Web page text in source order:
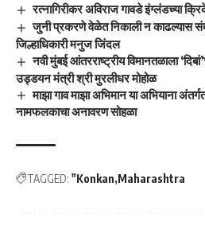
रत्नागिरीकर अविराज गावडे इंग्लंडच्या
जुनी प्रकरणे वेळेत निकाली न काढल्यास
जिल्हाधिकारी मनुज जिंदल
नवी मुंबई आंतरराष्ट्रीय विमानतळाला
उड्डयन मंत्री श्री मुरलीधर मोहोळ
माझा गाव माझा अभिमान या अभियाना
नामफलकाचा अनावरण सोहळा
TAGGED: "Konkan Maharashtra